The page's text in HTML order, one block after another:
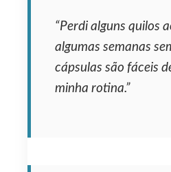
“Perdi alguns quilos
algumas semanas
cápsulas são fáceis
minha rotina.”